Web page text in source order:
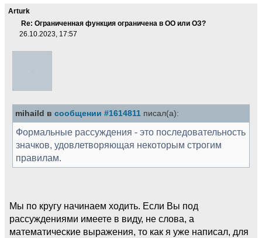
Arturk
Re: Ограниченная функция ограничена в ОО или ОЗ?
26.10.2023, 17:57
mihaild в сообщении #1614811 писал(а):
Формальные рассуждения - это последовательность
значков, удовлетворяющая некоторым строгим
правилам.
Мы по кругу начинаем ходить. Если Вы под
рассуждениями имеете в виду, не слова, а
математические выражения, то как я уже написал, для